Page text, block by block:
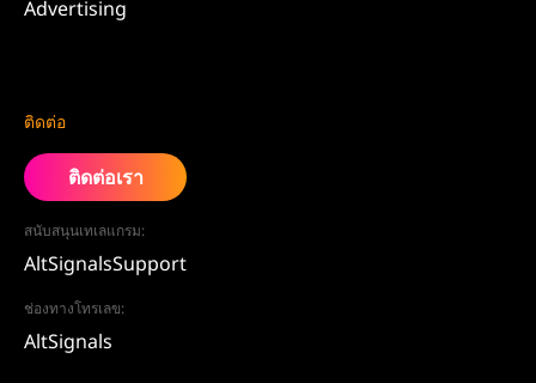
Advertising
ติดต่อ
ติดต่อเรา
สนับสนุนเทเลแกรม:
AltSignalsSupport
ช่องทางโทรเลข:
AltSignals